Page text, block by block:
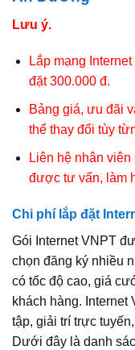
Lưu ý.
Lắp mạng
đặt 300.000 đ.
Bảng giá, ưu đãi
thể thay đổi tùy
Liên hệ nhân
được tư vấn, làm
Chi phí lắp đặt
Gói Internet VNPT
chọn đăng ký nhiều
có tốc độ cao, giá
khách hàng. Internet
tập, giải trí trực
Dưới đây là danh